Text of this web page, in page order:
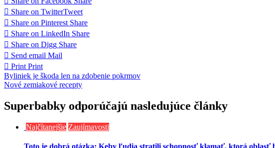
Share on TwitterTweet
Share on Pinterest Share
Share on LinkedIn Share
Share on Digg Share
Send email Mail
Print Print
Navigácia
v
článku
Byliniek je škoda len na zdobenie pokrmov
Nové zemiakové recepty
Superbabky odporúčajú nasledujúce články
Najčítanejšie Zaujímavosti